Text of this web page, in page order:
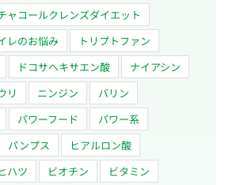
ャコールクレンズダイエット
レのお悩み
トリプトファン
ドコサヘキサエン酸
ナイアシン
リ ニンジン
バリン
パワーフード
パワー系
パンプス
ヒアルロン酸
ヒハツ ビオチン
ビタミン